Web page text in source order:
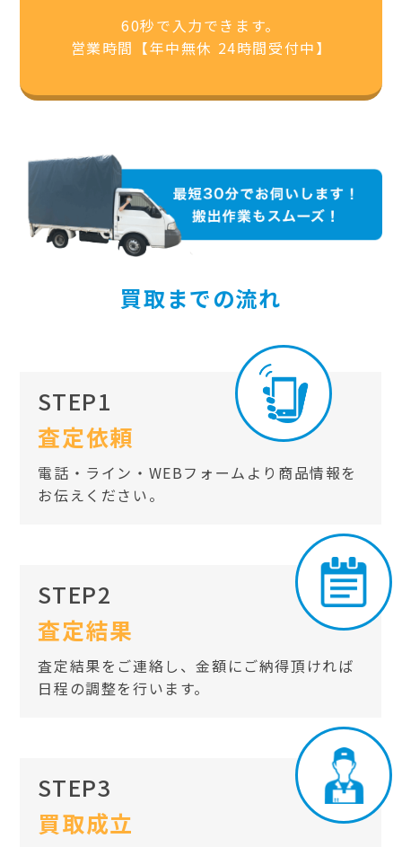
60秒で入力できます。
営業時間【年中無休 24時間受付中】
買取までの流れ
STEP1
査定依頼
電話・ライン・WEBフォームより商品情報を
お伝えください。
STEP2
査定結果
査定結果をご連絡し、金額にご納得頂ければ
日程の調整を行います。
STEP3
買取成立